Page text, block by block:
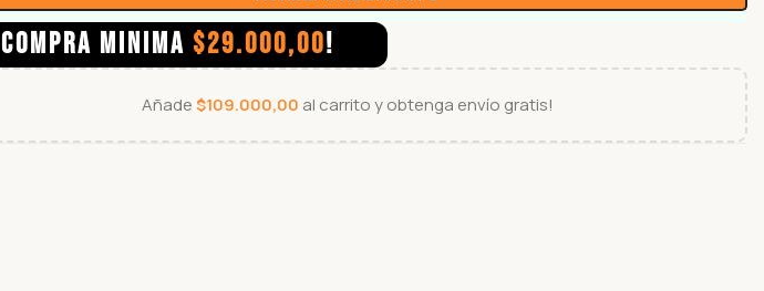
COMPRA MINIMA $29.000,00!
Añade$109.000,00 al carrito y obtenga envío gratis!